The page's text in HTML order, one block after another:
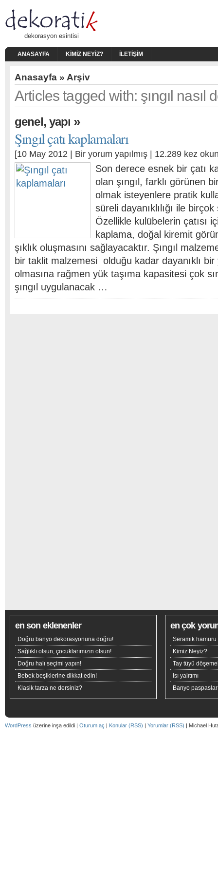
dekorasyon esintisi
ANASAYFA KIMIZ NEYIZ? İLETIŞIM
Anasayfa » Arşiv
Articles tagged with: şıngıl nasıl
genel, yapı »
Şıngıl çatı kaplamaları
[10 May 2012 | Bir yorum yapılmış | 12.289 kez
Son derece esnek bir çatı
olan şıngıl, farklı görünen
olmak isteyenlere pratik
süreli dayanıklılığı ile
Özellikle kulübelerin çatısı
kaplama, doğal kiremit
şıklık oluşmasını sağlayacaktır. Şıngıl
bir taklit malzemesi olduğu kadar dayanıklı bir
olmasına rağmen yük taşıma kapasitesi çok
şıngıl uygulanacak …
en son eklenenler
Doğru banyo dekorasyonuna doğru!
Sağlıklı olsun, çocuklarımızın olsun!
Doğru halı seçimi yapın!
Bebek beşiklerine dikkat edin!
Klasik tarza ne dersiniz?
en çok
Seramik hamuru
Kimiz Neyiz?
Tay tüyü
Isı yalıtımı
Banyo
WordPress üzerine inşa edildi | Oturum aç | Konular (RSS) | Yorumlar (RSS) | Michael